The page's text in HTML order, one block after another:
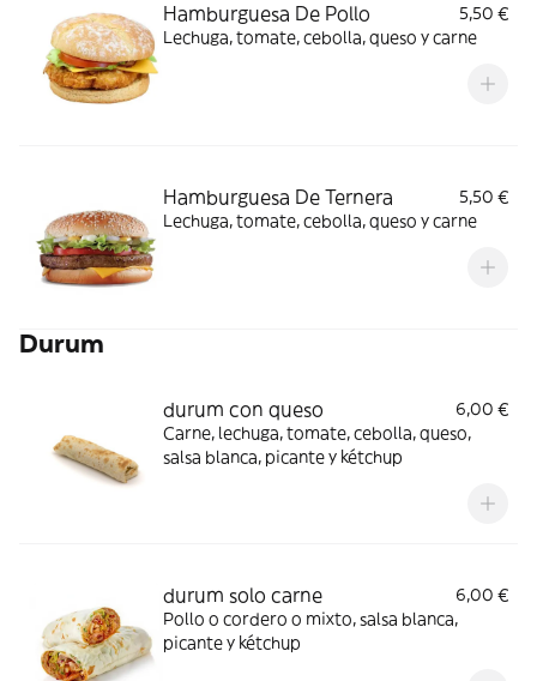
Hamburguesa De Pollo
5,50 €
Lechuga, tomate, cebolla, queso y carne
Hamburguesa De Ternera
5,50 €
Lechuga, tomate, cebolla, queso y carne
Durum
durum con queso
6,00 €
Carne, lechuga, tomate, cebolla, queso,
salsa blanca, picante y kétchup
durum solo carne
6,00 €
Pollo o cordero o mixto, salsa blanca,
picante y kétchup